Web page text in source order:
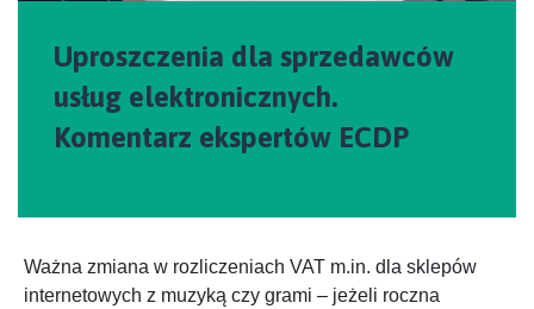
Uproszczenia dla sprzedawców
usług elektronicznych.
Komentarz ekspertów ECDP
Ważna zmiana w rozliczeniach VAT m.in. dla sklepów
internetowych z muzyką czy grami – jeżeli roczna